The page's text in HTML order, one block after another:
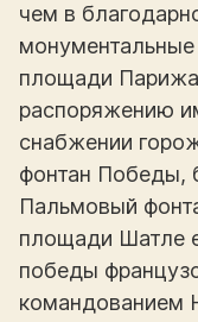
чем в
площади
распоряжению
снабжении
фонтан Победы,
Пальмовый
площади Шатле
победы
командованием